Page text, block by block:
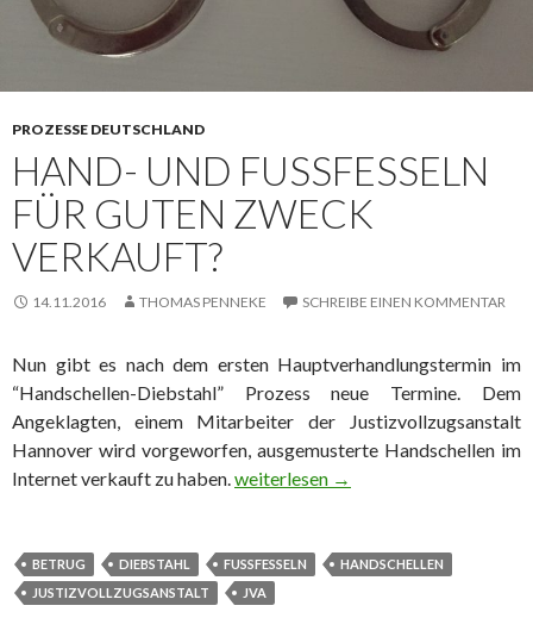
PROZESSE DEUTSCHLAND
HAND- UND FUSSFESSELN F
ÜR GUTEN ZWECK V
ERKAUFT?
14.11.2016 THOMAS PENNEKE SCHREIBE EINEN KOMMENTAR
Nun gibt es nach dem ersten Hauptverhandlungstermin im
“Handschellen-Diebstahl” Prozess neue Termine. Dem
Angeklagten, einem Mitarbeiter der Justizvollzugsanstalt
Hannover wird vorgeworfen, ausgemusterte Handschellen im
Internet verkauft zu haben.Hand- und Fußfesseln für guten
weiterlesen →
BETRUG DIEBSTAHL FUSSFESSELN
HANDSCHELLEN
JUSTIZVOLLZUGSANSTALT
JVA